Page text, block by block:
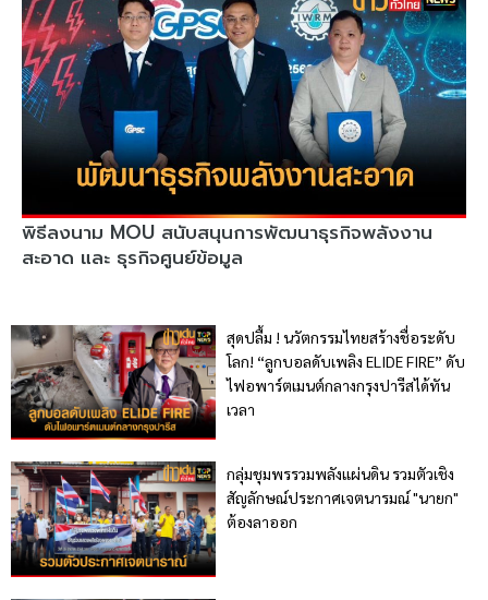
พิธีลงนาม MOU สนับสนุนการพัฒนาธุรกิจพลังงาน
สะอาด และ ธุรกิจศูนย์ข้อมูล
สุดปลื้ม ! นวัตกรรมไทยสร้างชื่อระดับ
โลก! “ลูกบอลดับเพลิง ELIDE FIRE” ดับ
ไฟอพาร์ตเมนต์กลางกรุงปารีสได้ทัน
เวลา
กลุ่มชุมพรรวมพลังแผ่นดิน รวมตัวเชิง
สัญลักษณ์ประกาศเจตนารมณ์ "นายก"
ต้องลาออก